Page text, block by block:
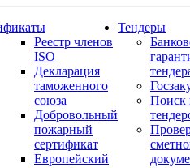
Реестр членов
ISO
Декларация
таможенного
союза
Добровольный
пожарный
сертификат
Европейский
Тендеры
Поиск